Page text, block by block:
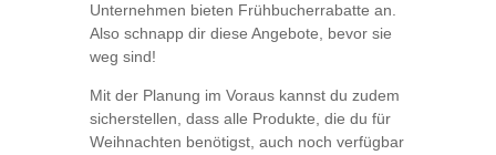
Unternehmen bieten Frühbucherrabatte an.
Also schnapp dir diese Angebote, bevor sie
weg sind!
Mit der Planung im Voraus kannst du zudem
sicherstellen, dass alle Produkte, die du für
Weihnachten benötigst, auch noch verfügbar